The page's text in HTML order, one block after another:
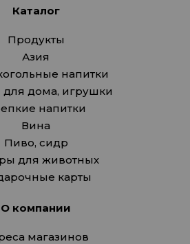
Каталог
Продукты
Азия
напитки
для дома, игрушки
напитки
Вина
Пиво, сидр
для животных
карты
О компании
магазинов